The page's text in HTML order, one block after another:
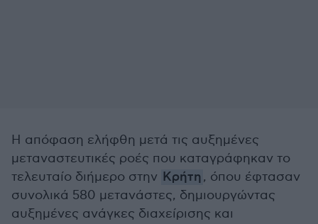
Η απόφαση ελήφθη μετά τις αυξημένες
μεταναστευτικές ροές που καταγράφηκαν το
τελευταίο διήμερο στην Κρήτη, όπου έφτασαν
συνολικά 580 μετανάστες, δημιουργώντας
αυξημένες ανάγκες διαχείρισης και